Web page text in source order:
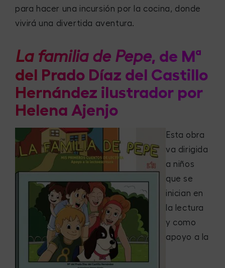
para hacer una incursión por la cocina, donde
vivirá una divertida aventura.
La familia de Pepe, de Mª
del Prado Díaz del Castillo
Hernández ilustrador por
Helena Ajenjo
Esta obra
va dirigida
a niños
que se
inician en
la lectura
y como
apoyo a la